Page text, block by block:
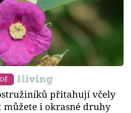
přitahují včely
můžete i okrasné druhy